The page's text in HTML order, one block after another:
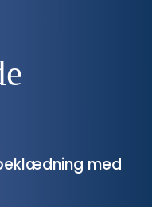
med